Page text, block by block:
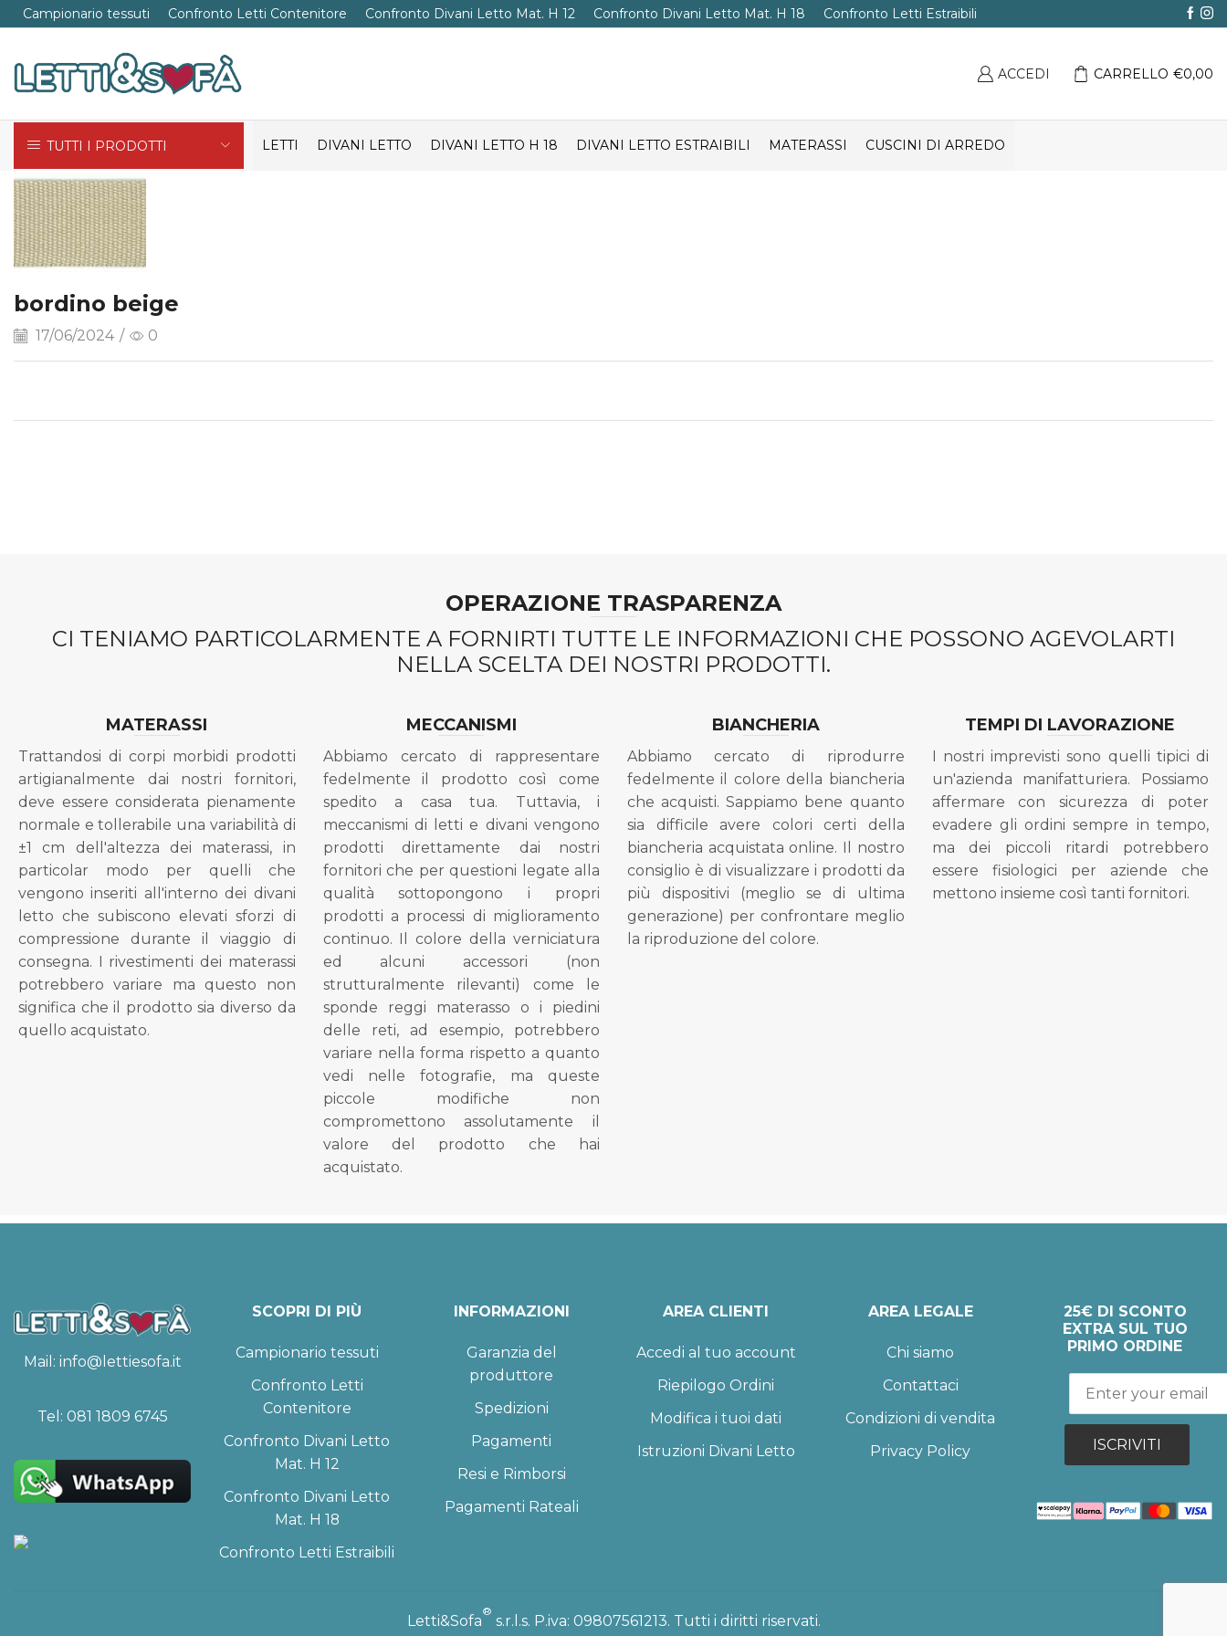
Campionario tessuti Confronto Letti Contenitore Confronto Divani Letto Mat. H 12 Confronto Divani Letto Mat. H 18 Confronto Letti Estraibili
ACCEDI CARRELLO €0,00
TUTTI I PRODOTTI LETTI DIVANI LETTO DIVANI LETTO H 18 DIVANI LETTO ESTRAIBILI MATERASSI CUSCINI DI ARREDO
bordino beige
17/06/2024 / 0
OPERAZIONE TRASPARENZA
CI TENIAMO PARTICOLARMENTE A FORNIRTI TUTTE LE INFORMAZIONI CHE POSSONO AGEVOLARTI
NELLA SCELTA DEI NOSTRI PRODOTTI.
MATERASSI
Trattandosi di corpi morbidi prodotti
artigianalmente dai nostri fornitori,
deve essere considerata pienamente
normale e tollerabile una variabilità di
±1 cm dell'altezza dei materassi, in
particolar modo per quelli che
vengono inseriti all'interno dei divani
letto che subiscono elevati sforzi di
compressione durante il viaggio di
consegna. I rivestimenti dei materassi
potrebbero variare ma questo non
significa che il prodotto sia diverso da
quello acquistato.
MECCANISMI
Abbiamo cercato di rappresentare
fedelmente il prodotto così come
spedito a casa tua. Tuttavia, i
meccanismi di letti e divani vengono
prodotti direttamente dai nostri
fornitori che per questioni legate alla
qualità sottopongono i propri
prodotti a processi di miglioramento
continuo. Il colore della verniciatura
ed alcuni accessori (non
strutturalmente rilevanti) come le
sponde reggi materasso o i piedini
delle reti, ad esempio, potrebbero
variare nella forma rispetto a quanto
vedi nelle fotografie, ma queste
piccole modifiche non
compromettono assolutamente il
valore del prodotto che hai
acquistato.
BIANCHERIA
Abbiamo cercato di riprodurre
fedelmente il colore della biancheria
che acquisti. Sappiamo bene quanto
sia difficile avere colori certi della
biancheria acquistata online. Il nostro
consiglio è di visualizzare i prodotti da
più dispositivi (meglio se di ultima
generazione) per confrontare meglio
la riproduzione del colore.
TEMPI DI LAVORAZIONE
I nostri imprevisti sono quelli tipici di
un'azienda manifatturiera. Possiamo
affermare con sicurezza di poter
evadere gli ordini sempre in tempo,
ma dei piccoli ritardi potrebbero
essere fisiologici per aziende che
mettono insieme così tanti fornitori.
Mail: info@lettiesofa.it
Tel: 081 1809 6745
SCOPRI DI PIÙ
Campionario tessuti
Confronto Letti
Contenitore
Confronto Divani Letto
Mat. H 12
Confronto Divani Letto
Mat. H 18
Confronto Letti Estraibili
INFORMAZIONI
Garanzia del
produttore
Spedizioni
Pagamenti
Resi e Rimborsi
Pagamenti Rateali
AREA CLIENTI
Accedi al tuo account
Riepilogo Ordini
Modifica i tuoi dati
Istruzioni Divani Letto
AREA LEGALE
Chi siamo
Contattaci
Condizioni di vendita
Privacy Policy
25€ DI SCONTO
EXTRA SUL TUO
PRIMO ORDINE
ISCRIVITI
Letti&Sofa
®
s.r.l.s. P.iva: 09807561213. Tutti i diritti riservati.